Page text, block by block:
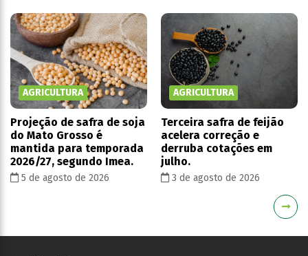
AGRICULTURA
Projeção de safra de soja
do Mato Grosso é
mantida para temporada
2026/27, segundo Imea.
5 de agosto de 2026
AGRICULTURA
Terceira safra de feijão
acelera correção e
derruba cotações em
julho.
3 de agosto de 2026